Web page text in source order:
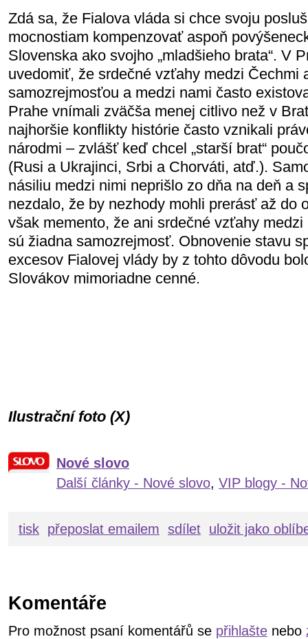
Zdá sa, že Fialova vláda si chce svoju
mocnostiam kompenzovať aspoň
Slovenska ako svojho „mladšieho brata“. V
uvedomiť, že srdečné vzťahy medzi Čechmi
samozrejmosťou a medzi nami často
Prahe vnímali zväčša menej citlivo než v
najhoršie konflikty histórie často vznikali
národmi – zvlášť keď chcel „starší brat“
(Rusi a Ukrajinci, Srbi a Chorváti, atď.).
násiliu medzi nimi neprišlo zo dňa na deň a
nezdalo, že by nezhody mohli prerásť až do
však memento, že ani srdečné vzťahy
sú žiadna samozrejmosť. Obnovenie stavu
excesov Fialovej vlády by z tohto dôvodu
Slovákov mimoriadne cenné.
Ilustrační foto (X)
Nové slovo
Další články - Nové slovo, VIP blogy -
tisk přeposlat emailem sdílet uložit jako
Komentáře
Pro možnost psaní komentářů se přihlašte nebo